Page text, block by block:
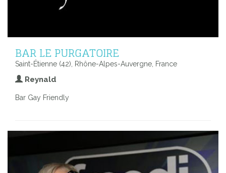
BAR LE PURGATOIRE
Saint-Étienne (42), Rhône-Alpes-Auvergne, France
Reynald
Bar Gay Friendly